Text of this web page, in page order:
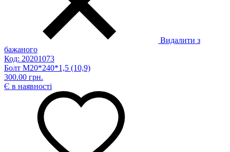
Видалити з
бажаного
Код: 20201073
Болт М20*240*1,5 (10,9)
300.00 грн.
Є в наявності